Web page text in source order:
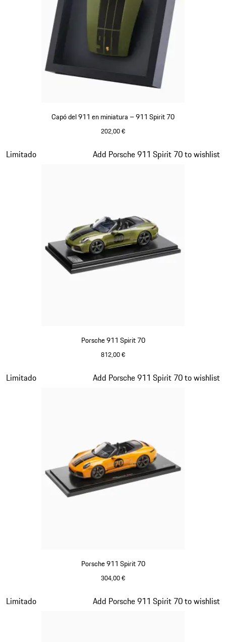
Capó del 911 en miniatura – 911 Spirit 70
202,00 €
Porsche 911 Spirit 70
812,00 €
Limitado Add Porsche 911 Spirit 70 to wishlist
Diapositiva 12 de 20
Porsche 911 Spirit 70
304,00 €
Limitado Add Porsche 911 Spirit 70 to wishlist
Diapositiva 13 de 20
Limitado Add Porsche 911 Spirit 70 to wishlist
Diapositiva 14 de 20